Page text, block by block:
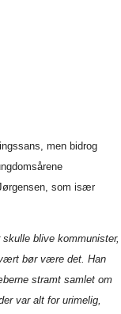
men bidrog
som især
blive kommunister,
bør være det. Han
stramt samlet om
var alt for urimelig,